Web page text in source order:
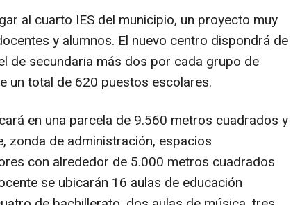
al cuarto IES del municipio, un proyecto muy
y alumnos. El nuevo centro dispondrá de
de secundaria más dos por cada grupo de
un total de 620 puestos escolares.
en una parcela de 9.560 metros cuadrados y
zonda de administración, espacios
con alrededor de 5.000 metros cuadrados
se ubicarán 16 aulas de educación